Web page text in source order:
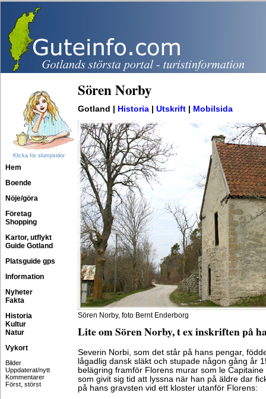
Klicka för slumpsidor
Hem
Boende
Nöje/göra
Företag
Shopping
Kartor, utflykt
Guide Gotland
Platsguide gps
Information
Nyheter
Fakta
Historia
Kultur
Natur
Vykort
Bilder
Uppdaterat/nytt
Kommentarer
Först, störst
Sören Norby
Gotland | Historia Utskrift Mobilsida
Sören Norby, foto Bernt Enderborg
Lite om Sören Norby, t ex inskriften på
Severin Norbi, som det står på hans pengar,
lågadlig dansk släkt och stupade någon gång år
belägring framför Florens murar som le
som givit sig tid att lyssna när han på äldre dar
på hans gravsten vid ett kloster utanför Florens: